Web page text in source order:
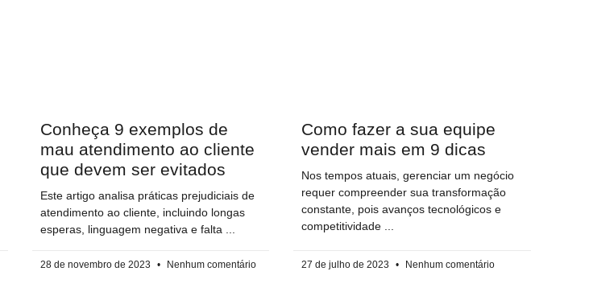
Conheça 9 exemplos de
mau atendimento ao cliente
que devem ser evitados
Este artigo analisa práticas prejudiciais de
atendimento ao cliente, incluindo longas
esperas, linguagem negativa e falta
28 de novembro de 2023 Nenhum comentário
Como fazer a sua equipe
vender mais em 9 dicas
Nos tempos atuais, gerenciar um negócio
requer compreender sua transformação
constante, pois avanços tecnológicos e
competitividade
27 de julho de 2023 Nenhum comentário